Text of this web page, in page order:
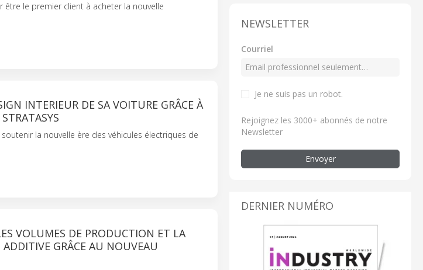
le premier client à acheter la nouvelle
INTERIEUR DE SA VOITURE GRÂCE À
la nouvelle ère des véhicules électriques de
VOLUMES DE PRODUCTION ET LA
GRÂCE AU NOUVEAU
NEWSLETTER
Courriel
Je ne suis pas un robot.
Rejoignez les 3000+ abonnés de notre
Newsletter
Envoyer
DERNIER NUMÉRO